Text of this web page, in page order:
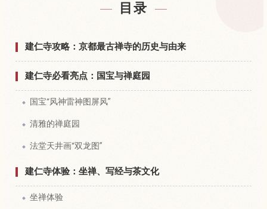
目录
建仁寺攻略：京都最古禅寺的历史与由来
建仁寺必看亮点：国宝与禅庭园
国宝“风神雷神图屏风”
清雅的禅庭园
法堂天井画“双龙图”
建仁寺体验：坐禅、写经与茶文化
坐禅体验